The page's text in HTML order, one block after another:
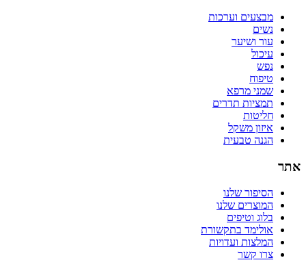
מבצעים וערכות
נשים
עור ושיער
עיכול
נפש
טיפוח
שמני מרפא
תמציות תדרים
חליטות
איזון משקל
הגנה טבעית
אתר
הסיפור שלנו
המוצרים שלנו
בלוג וטיפים
אולימד בתקשורת
המלצות ועדויות
צרו קשר